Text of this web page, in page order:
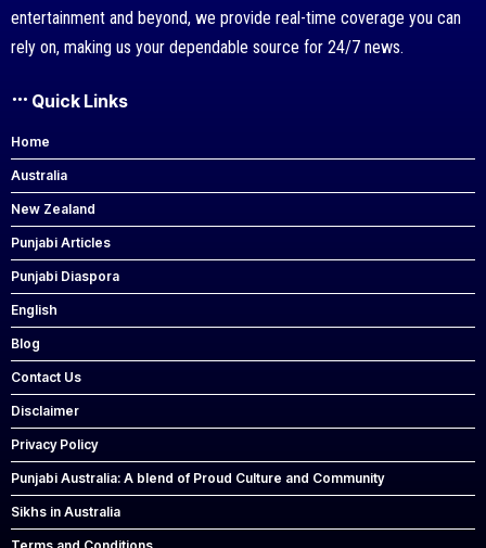
entertainment and beyond, we provide real-time coverage you can
rely on, making us your dependable source for 24/7 news.
Quick Links
Home
Australia
New Zealand
Punjabi Articles
Punjabi Diaspora
English
Blog
Contact Us
Disclaimer
Privacy Policy
Punjabi Australia: A blend of Proud Culture and Community
Sikhs in Australia